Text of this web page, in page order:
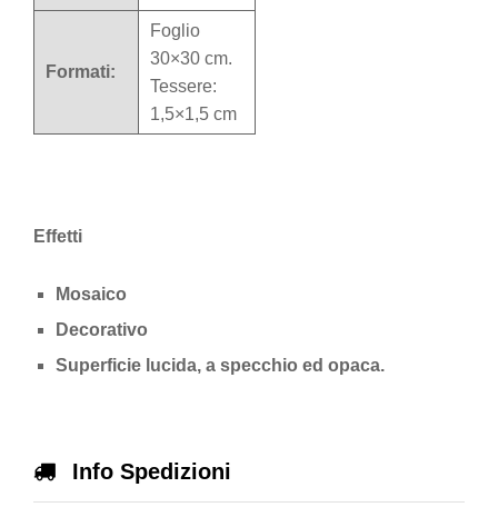
Formati:
Foglio
30×30 cm.
Tessere:
1,5×1,5 cm
Effetti
Mosaico
Decorativo
Superficie lucida, a specchio ed opaca.
Info Spedizioni